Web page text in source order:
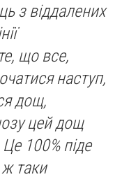
з віддалених
що все,
наступ,
дощ,
цей дощ
100% піде
таки